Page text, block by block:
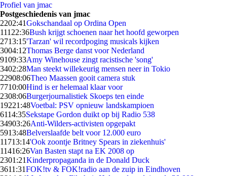
Profiel van jmac
Postgeschiedenis van jmac
2202:41Gokschandaal op Ordina Open
111 22:36Bush krijgt schoenen naar het hoofd geworpen
2713:15'Tarzan' wil recordpoging musicals kijken
3004:12Thomas Berge danst voor Nederland
9109:33Amy Winehouse zingt racistische 'song'
3402:28Man steekt willekeurig mensen neer in Tokio
22908:06Theo Maassen gooit camera stuk
7710:00Hind is er helemaal klaar voor
2308:06Burgerjournalistiek Skoeps ten einde
19221:48Voetbal: PSV opnieuw landskampioen
6114:35Sekstape Gordon duikt op bij Radio 538
34903:26Anti-Wilders-activisten opgepakt
5913:48Belverslaafde belt voor 12.000 euro
11713:14'Ook zoontje Britney Spears in ziekenhuis'
11416:26Van Basten stapt na EK 2008 op
2301:21Kinderpropaganda in de Donald Duck
3611:31FOK!tv & FOK!radio aan de zuip in Eindhoven